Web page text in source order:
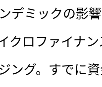
デミックの影
クロファイナ
ング。すでに